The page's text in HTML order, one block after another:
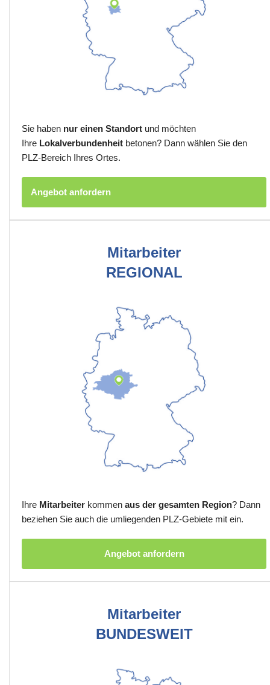
Sie haben nur einen Standort und möchten
Ihre Lokalverbundenheit betonen? Dann wählen Sie den
PLZ-Bereich Ihres Ortes.
Angebot anfordern
Mitarbeiter
REGIONAL
Ihre Mitarbeiter kommen aus der gesamten Region? Dann
beziehen Sie auch die umliegenden PLZ-Gebiete mit ein.
Angebot anfordern
Mitarbeiter
BUNDESWEIT